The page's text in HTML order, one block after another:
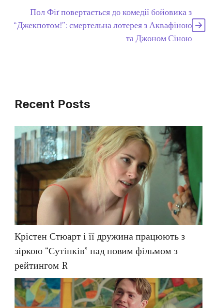
Пол Фіґ повертається до комедії бойовика з
“Джекпотом!”: смертельна лотерея з Аквафіною
та Джоном Сіною
Recent Posts
Крістен Стюарт і її дружина працюють з
зіркою “Сутінків” над новим фільмом з
рейтингом R